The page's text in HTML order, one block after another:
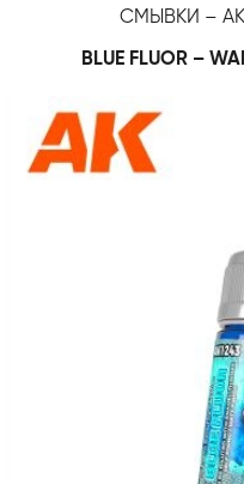
СМЫВКИ – AK
BLUE FLUOR –